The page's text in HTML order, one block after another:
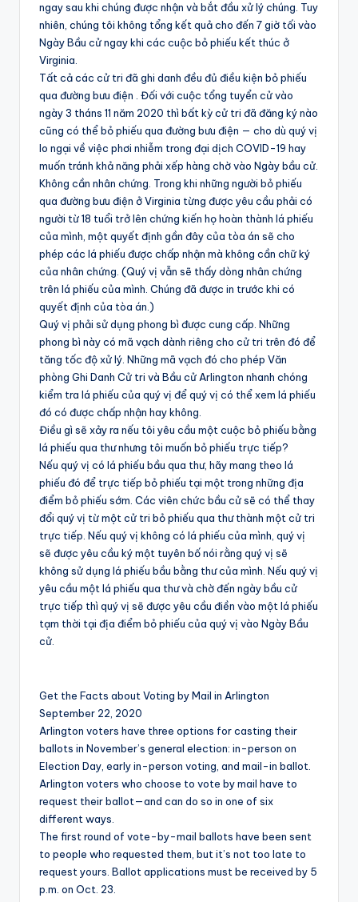
ngay sau khi chúng được nhận và bắt đầu xử lý chúng. Tuy
nhiên, chúng tôi không tổng kết quả cho đến 7 giờ tối vào
Ngày Bầu cử ngay khi các cuộc bỏ phiếu kết thúc ở
Virginia.
Tất cả các cử tri đã ghi danh đều đủ điều kiện bỏ phiếu
qua đường bưu điện . Đối với cuộc tổng tuyển cử vào
ngày 3 tháns 11 năm 2020 thì bất kỳ cử tri đã đăng ký nào
cũng có thể bỏ phiếu qua đường bưu điện — cho dù quý vị
lo ngại về việc phơi nhiễm trong đại dịch COVID-19 hay
muốn tránh khả năng phải xếp hàng chờ vào Ngày bầu cử.
Không cần nhân chứng. Trong khi những người bỏ phiếu
qua đường bưu điện ở Virginia từng được yêu cầu phải có
người từ 18 tuổi trở lên chứng kiến ​​họ hoàn thành lá phiếu
của mình, một quyết định gần đây của tòa án sẽ cho
phép các lá phiếu được chấp nhận mà không cần chữ ký
của nhân chứng. (Quý vị vẫn sẽ thấy dòng nhân chứng
trên lá phiếu của mình. Chúng đã được in trước khi có
quyết định của tòa án.)
Quý vị phải sử dụng phong bì được cung cấp. Những
phong bì này có mã vạch dành riêng cho cử tri trên đó để
tăng tốc độ xử lý. Những mã vạch đó cho phép Văn
phòng Ghi Danh Cử tri và Bầu cử Arlington nhanh chóng
kiểm tra lá phiếu của quý vị để quý vị có thể xem lá phiếu
đó có được chấp nhận hay không.
Điều gì sẽ xảy ra nếu tôi yêu cầu một cuộc bỏ phiếu bằng
lá phiếu qua thư nhưng tôi muốn bỏ phiếu trực tiếp?
Nếu quý vị có lá phiếu bầu qua thư, hãy mang theo lá
phiếu đó để trực tiếp bỏ phiếu tại một trong những địa
điểm bỏ phiếu sớm. Các viên chức bầu cử sẽ có thể thay
đổi quý vị từ một cử tri bỏ phiếu qua thư thành một cử tri
trực tiếp. Nếu quý vị không có lá phiếu của mình, quý vị
sẽ được yêu cầu ký một tuyên bố nói rằng quý vị sẽ
không sử dụng lá phiếu bầu bằng thư của mình. Nếu quý vị
yêu cầu một lá phiếu qua thư và chờ đến ngày bầu cử
trực tiếp thì quý vị sẽ được yêu cầu điền vào một lá phiếu
tạm thời tại địa điểm bỏ phiếu của quý vị vào Ngày Bầu
cử.
Get the Facts about Voting by Mail in Arlington
September 22, 2020
Arlington voters have three options for casting their
ballots in November’s general election: in-person on
Election Day, early in-person voting, and mail-in ballot.
Arlington voters who choose to vote by mail have to
request their ballot—and can do so in one of six
different ways.
The first round of vote-by-mail ballots have been sent
to people who requested them, but it’s not too late to
request yours. Ballot applications must be received by 5
p.m. on Oct. 23.